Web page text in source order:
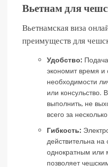
Вьетнам для
Вьетнамская виза
преимуществ для
Удобство:
экономит время и
необходимости
или консульство.
выполнить, не
всего за
Гибкость:
действительна
однократным или
позволяет